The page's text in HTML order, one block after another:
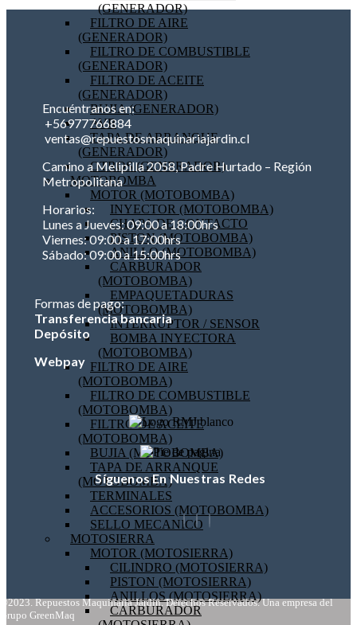
(GENERADOR)
FILTRO DE AIRE
(GENERADOR)
FILTRO DE COMBUSTIBLE
(GENERADOR)
FILTRO DE ACEITE
(GENERADOR)
BUJIA (GENERADOR)
AVR
TAPA DE ARRANQUE
(GENERADOR)
OTROS (GENERADOR)
MOTOBOMBA
MOTOR (MOTOBOMBA)
INYECTOR (MOTOBOMBA)
CHAPA DE CONTACTO
PISTON (MOTOBOMBA)
ANILLO (MOTOBOMBA)
CARBURADOR
(MOTOBOMBA)
EMPAQUETADURAS
(MOTOBOMBA)
INTERRUPTOR / SENSOR
BOMBA INYECTORA
(MOTOBOMBA)
FILTRO DE AIRE
(MOTOBOMBA)
FILTRO DE COMBUSTIBLE
(MOTOBOMBA)
FILTRO DE ACEITE
(MOTOBOMBA)
BUJIA (MOTOBOMBA)
TAPA DE ARRANQUE
(MOTOBOMBA)
TERMINALES
ACCESORIOS (MOTOBOMBA)
SELLO MECANICO
MOTOSIERRA
MOTOR (MOTOSIERRA)
CILINDRO (MOTOSIERRA)
PISTON (MOTOSIERRA)
ANILLOS (MOTOSIERRA)
CARBURADOR
Encuéntranos en:
+56977766884
ventas@repuestosmaquinariajardin.cl
Camino a Melipilla 2058, Padre Hurtado – Región
Metropolitana
Horarios:
Lunes a Jueves: 09:00 a 18:00hrs
Viernes: 09:00 a 17:00hrs
Sábado: 09:00 a 15:00hrs
Formas de pago:
Transferencia bancaria
Depósito
Webpay
Síguenos En Nuestras Redes
©2023. Repuestos Maquinaria Jardín. Derechos Reservados. Una empresa del
Grupo GreenMaq